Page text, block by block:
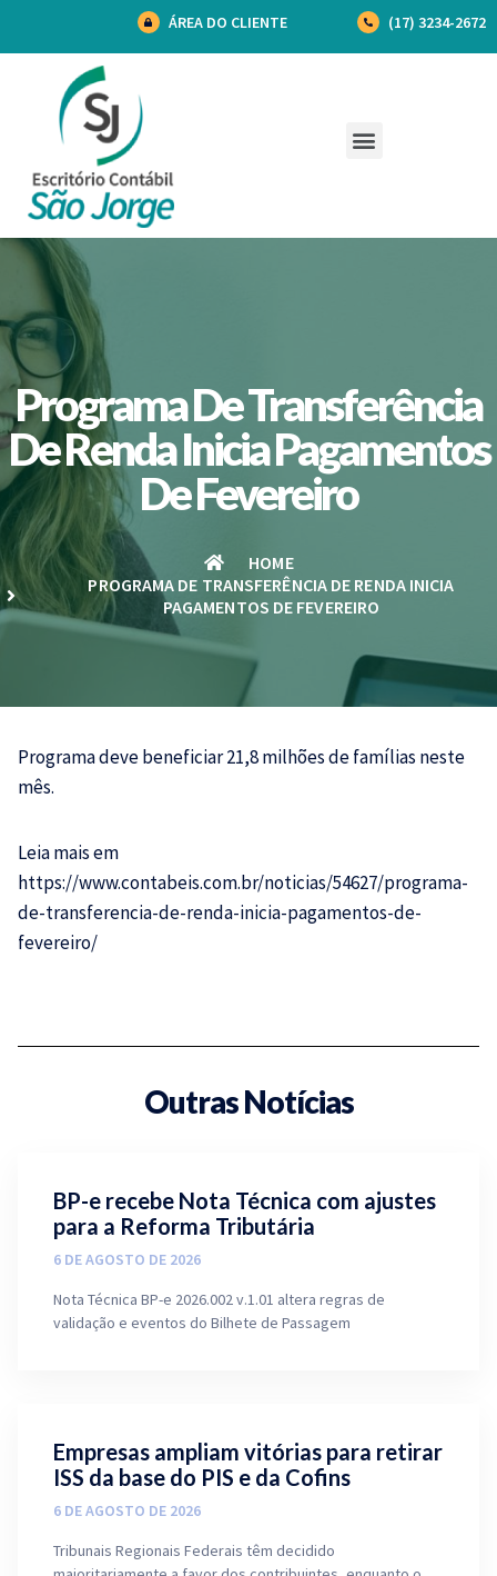
ÁREA DO CLIENTE (17) 3234-2672
Programa De Transferência
De Renda Inicia Pagamentos
De Fevereiro
HOME
PROGRAMA DE TRANSFERÊNCIA DE RENDA INICIA
PAGAMENTOS DE FEVEREIRO
Programa deve beneficiar 21,8 milhões de famílias neste
mês.
Leia mais em
https://www.contabeis.com.br/noticias/54627/programa-
de-transferencia-de-renda-inicia-pagamentos-de-
fevereiro/
Outras Notícias
BP-e recebe Nota Técnica com ajustes
para a Reforma Tributária
6 DE AGOSTO DE 2026
Nota Técnica BP-e 2026.002 v.1.01 altera regras de
validação e eventos do Bilhete de Passagem
Empresas ampliam vitórias para retirar
ISS da base do PIS e da Cofins
6 DE AGOSTO DE 2026
Tribunais Regionais Federais têm decidido